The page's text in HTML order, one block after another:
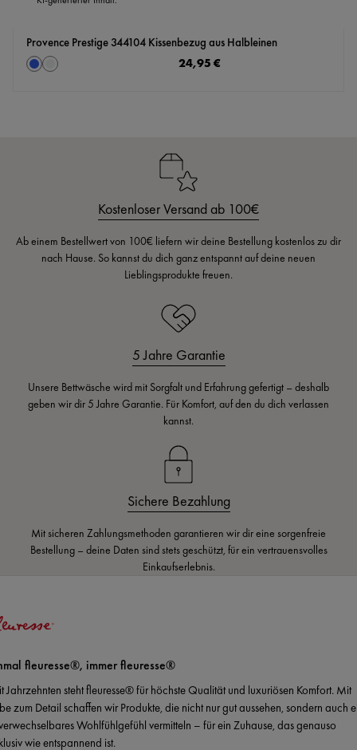
Provence Prestige 344104 Kissenbezug aus Halbleinen
Farbeauswählen
himmelblau
silber
Regulärer Preis:
24,95 €
Kostenloser Versand ab 100€
Ab einem Bestellwert von 100€ liefern wir deine Bestellung kostenlos zu dir
nach Hause. So kannst du dich ganz entspannt auf deine neuen
Lieblingsprodukte freuen.
5 Jahre Garantie
Unsere Bettwäsche wird mit Sorgfalt und Erfahrung gefertigt – deshalb
geben wir dir 5 Jahre Garantie. Für Komfort, auf den du dich verlassen
kannst.
Sichere Bezahlung
Mit sicheren Zahlungsmethoden garantieren wir dir eine sorgenfreie
Bestellung – deine Daten sind stets geschützt, für ein vertrauensvolles
Einkaufserlebnis.
fleuresse®, immer fleuresse®
Jahrzehnten steht fleuresse® für höchste Qualität und luxuriösen Komfort. Mit
zum Detail schaffen wir Produkte, die nicht nur gut aussehen, sondern auch
Wohlfühlgefühl vermitteln – für ein Zuhause, das genauso
wie entspannend ist.